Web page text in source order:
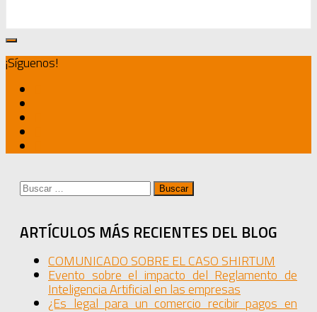
¡Síguenos!
Buscar:
ARTÍCULOS MÁS RECIENTES DEL BLOG
COMUNICADO SOBRE EL CASO SHIRTUM
Evento sobre el impacto del Reglamento de
Inteligencia Artificial en las empresas
¿Es legal para un comercio recibir pagos en